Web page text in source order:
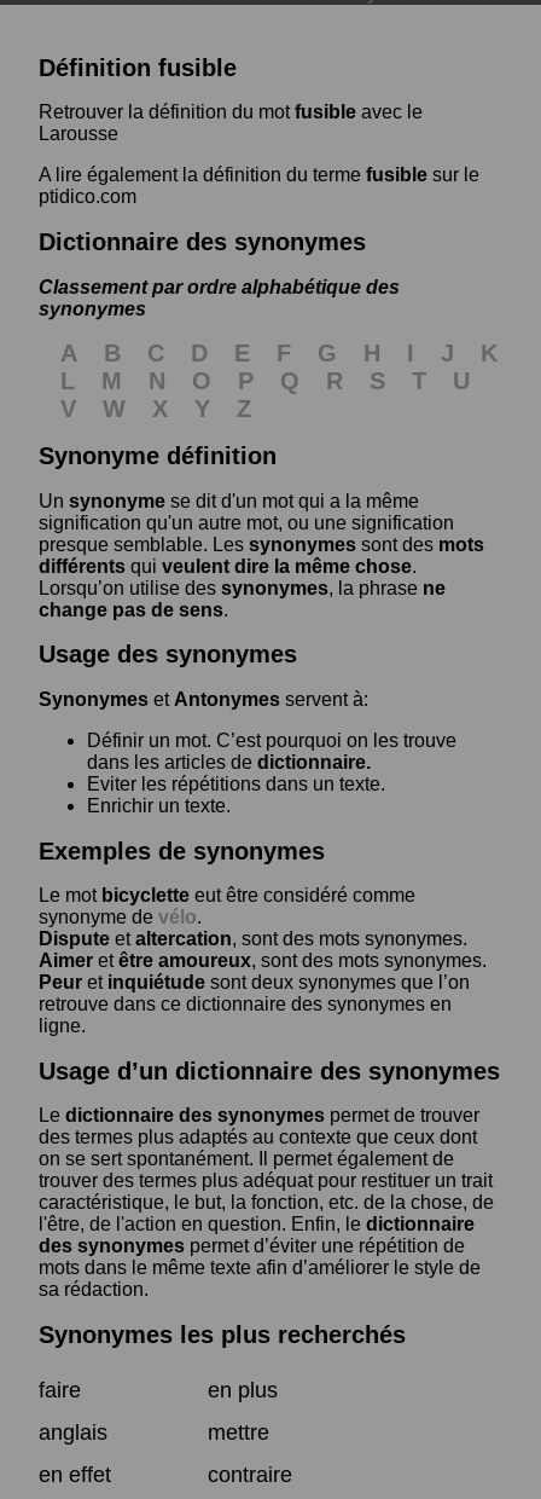
Définition fusible
Retrouver la définition du motfusible avec le
Larousse
A lire également la définition du terme fusible sur le
ptidico.com
Dictionnaire des synonymes
Classement par ordre alphabétique des
synonymes
A B C D E F G H I J
K
L
M N O P Q R S T
U
V
W X Y
Z
Synonyme définition
Un synonyme se dit d'un mot qui a la même
signification qu'un autre mot, ou une signification
presque semblable. Les synonymes sont des mots
différents qui veulent dire la même chose.
Lorsqu’on utilise des synonymes, la phrase ne
change pas de sens.
Usage des synonymes
Synonymes et Antonymes servent à:
Définir un mot. C’est pourquoi on les trouve
dans les articles de dictionnaire.
Eviter les répétitions dans un texte.
Enrichir un texte.
Exemples de synonymes
Le mot bicyclette eut être considéré comme
synonyme de vélo.
Dispute etaltercation, sont des mots synonymes.
Aimer etêtre amoureux, sont des mots synonymes.
Peur et inquiétude sont deux synonymes que l’on
retrouve dans ce dictionnaire des synonymes en
ligne.
Usage d’un dictionnaire des synonymes
Le dictionnaire des synonymes permet de trouver
des termes plus adaptés au contexte que ceux dont
on se sert spontanément. Il permet également de
trouver des termes plus adéquat pour restituer un trait
caractéristique, le but, la fonction, etc. de la chose, de
l'être, de l'action en question. Enfin, le dictionnaire
des synonymes permet d’éviter une répétition de
mots dans le même texte afin d’améliorer le style de
sa rédaction.
Synonymes les plus recherchés
faire
en plus
anglais
mettre
en effet
contraire